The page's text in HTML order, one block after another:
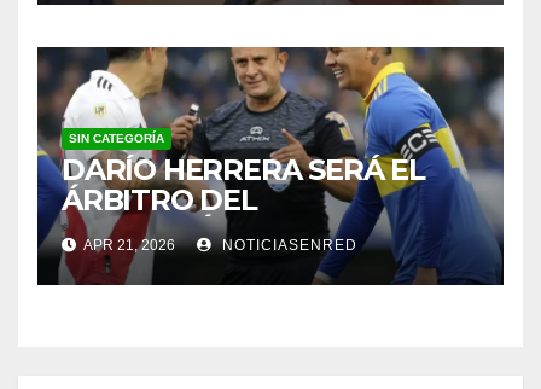
SIN CATEGORÍA
DARÍO HERRERA SERÁ EL
ÁRBITRO DEL
SUPERCLÁSICO EN EL
MONUMENTAL
APR 21, 2026 NOTICIASENRED